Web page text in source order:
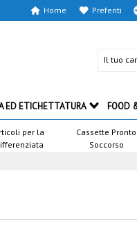
Preferiti
Home
Il tuo
per la
Cassette Pronto
Soccorso
ED ETICHETTATURA FOOD